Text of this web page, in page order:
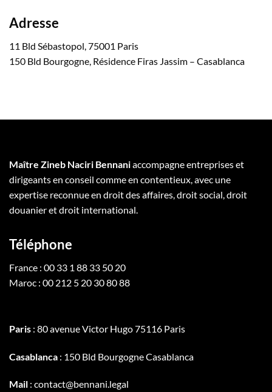
Adresse
11 Bld Sébastopol, 75001 Paris
150 Bld Bourgogne, Résidence Firas Jassim – Casablanca
Maître Zineb Naciri Bennaniaccompagne entreprises et
dirigeants en conseil comme en contentieux, avec une
expertise reconnue en droit des affaires, droit social, droit
douanier et droit international.
Téléphone
France : 00 33 1 88 33 50 20
Maroc : 00 212 5 20 30 80 88
Paris : 80 avenue Victor Hugo 75116 Paris
Casablanca : 150 Bld Bourgogne Casablanca
Mail : contact@bennani.legal